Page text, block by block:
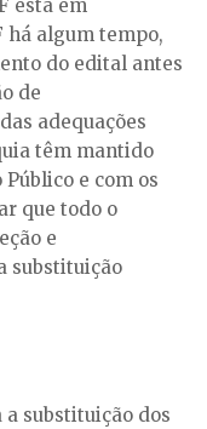
está em
há algum tempo,
do edital antes
de
adequações
têm mantido
e com os
que todo o
e
substituição
substituição dos